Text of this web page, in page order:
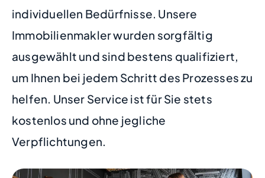
individuellen Bedürfnisse. Unsere
Immobilienmakler wurden sorgfältig
ausgewählt und sind bestens qualifiziert,
um Ihnen bei jedem Schritt des Prozesses zu
helfen. Unser Service ist für Sie stets
kostenlos und ohne jegliche
Verpflichtungen.